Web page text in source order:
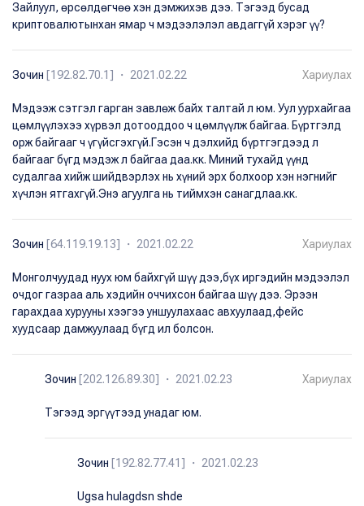
Зайлуул, өрсөлдөгчөө хэн дэмжихэв дээ. Тэгээд бусад
криптовалютынхан ямар ч мэдээлэлэл авдаггүй хэрэг үү?
Зочин [192.82.70.1] ・ 2021.02.22 Хариулах
Мэдээж сэтгэл гарган завлөж байх талтай л юм. Уул уурхайгаа
цөмлүүлэхээ хүрвэл дотооддоо ч цөмлүүлж байгаа. Бүртгэлд
орж байгааг ч үгүйсгэхгүй.Гэсэн ч дэлхийд бүртгэгдээд л
байгааг бүгд мэдэж л байгаа даа.кк. Миний тухайд үүнд
судалгаа хийж шийдвэрлэх нь хүний эрх болхоор хэн нэгнийг
хүчлэн ятгахгүй.Энэ агуулга нь тиймхэн санагдлаа.кк.
Зочин [64.119.19.13] ・ 2021.02.22 Хариулах
Монголчуудад нуух юм байхгүй шүү дээ,бүх иргэдийн мэдээлэл
очдог газраа аль хэдийн оччихсон байгаа шүү дээ. Эрээн
гарахдаа хурууны хээгээ уншуулахаас авхуулаад,фейс
хуудсаар дамжуулаад бүгд ил болсон.
Зочин [202.126.89.30] ・ 2021.02.23 Хариулах
Тэгээд эргүүтээд унадаг юм.
Зочин [192.82.77.41] ・ 2021.02.23
Ugsa hulagdsn shde